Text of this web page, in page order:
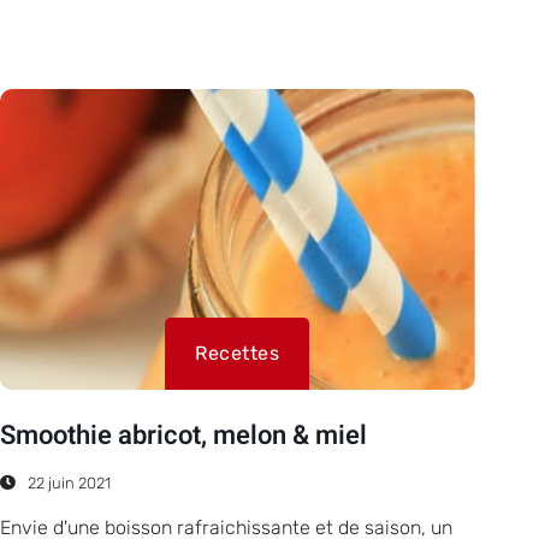
Recettes
Smoothie abricot, melon & miel
22 juin 2021
Envie d'une boisson rafraichissante et de saison, un